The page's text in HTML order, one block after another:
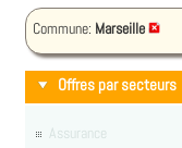
Commune: Marseille
Offres par secteurs
Assurance